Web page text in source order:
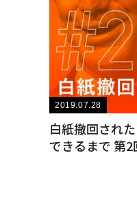
2019.07.28
白紙撤回され
できるまで 第2